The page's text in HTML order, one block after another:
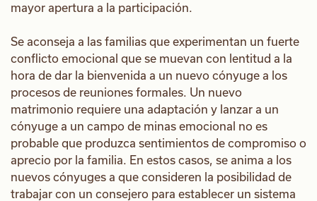
mayor apertura a la participación.
Se aconseja a las familias que experimentan un fuerte
conflicto emocional que se muevan con lentitud a la
hora de dar la bienvenida a un nuevo cónyuge a los
procesos de reuniones formales. Un nuevo
matrimonio requiere una adaptación y lanzar a un
cónyuge a un campo de minas emocional no es
probable que produzca sentimientos de compromiso o
aprecio por la familia. En estos casos, se anima a los
nuevos cónyuges a que consideren la posibilidad de
trabajar con un consejero para establecer un sistema